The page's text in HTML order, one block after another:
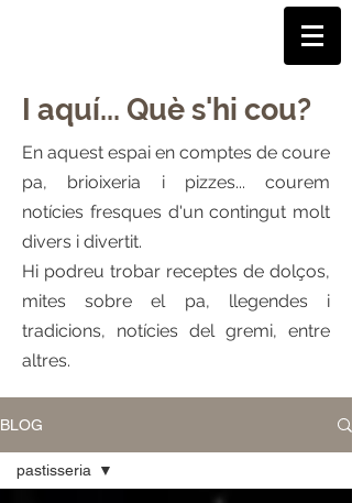
I aquí... Què s'hi cou?
En aquest espai en comptes de coure
pa, brioixeria i pizzes... courem
notícies fresques d'un contingut molt
divers i divertit.
Hi podreu trobar receptes de dolços,
mites sobre el pa, llegendes i
tradicions, notícies del gremi, entre
altres.
BLOG
pastisseria